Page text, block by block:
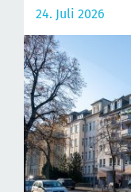
24. Juli 2026